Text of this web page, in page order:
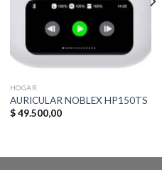
HOGAR
AURICULAR NOBLEX HP150TS
$49.500,00